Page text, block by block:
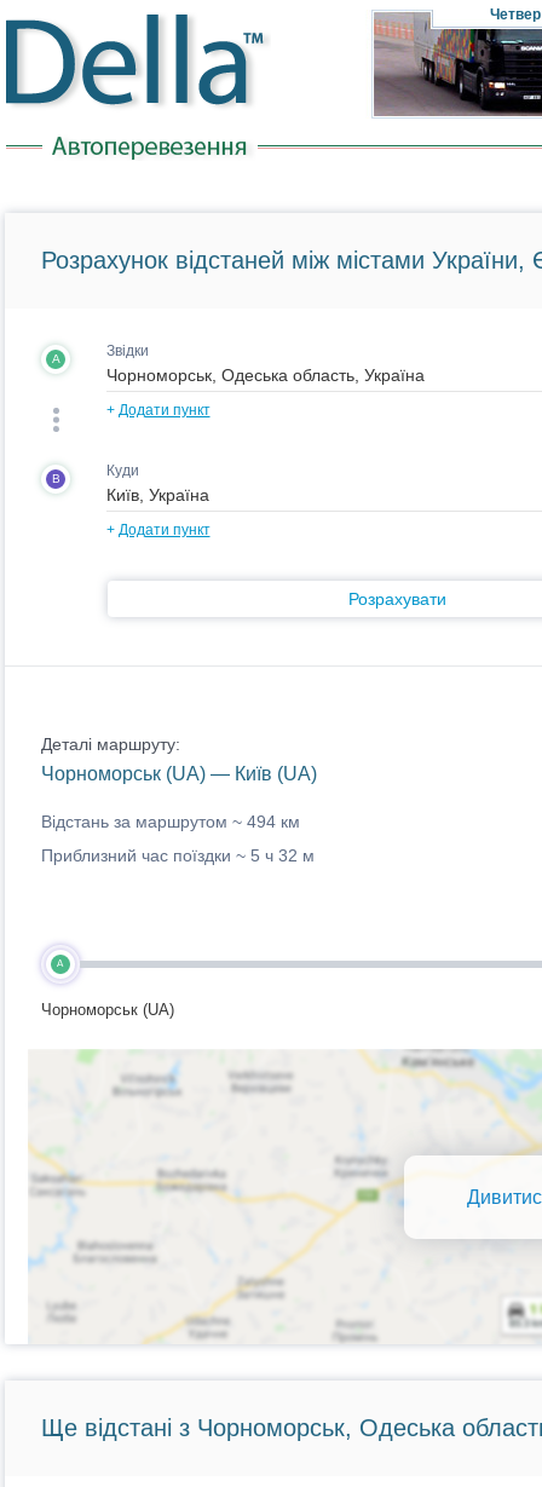
Четвер
Розрахунок відстаней між містами України,
A Звідки
+ Додати пункт
B Куди
+ Додати пункт
Розрахувати
Деталі маршруту:
Чорноморськ (UA) — Київ (UA)
Відстань за маршрутом ~ 494 км
Приблизний час поїздки ~ 5 ч 32 м
A
Чорноморськ (UA)
Ще відстані з Чорноморськ, Одеська